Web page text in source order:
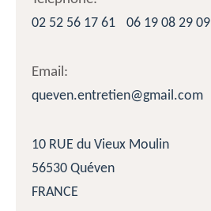
02 52 56 17 61
06 19 08 29 09
Email:
queven.entretien@gmail.com
10 RUE du Vieux Moulin
56530 Quéven
FRANCE